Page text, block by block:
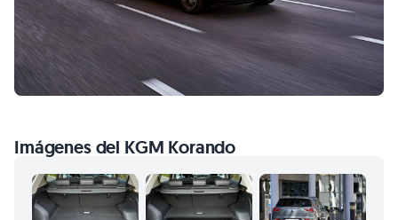
Imágenes del KGM Korando